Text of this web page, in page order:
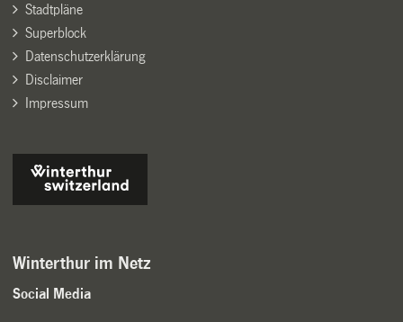
Stadtpläne
Superblock
Datenschutzerklärung
Disclaimer
Impressum
Winterthur im Netz
Social Media